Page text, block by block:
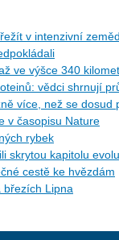
v intenzivní
ve výšce 340
vědci shrnují
více, než se dosud
v časopisu Nature
rybek
skrytou kapitolu
cestě ke hvězdám
březích Lipna